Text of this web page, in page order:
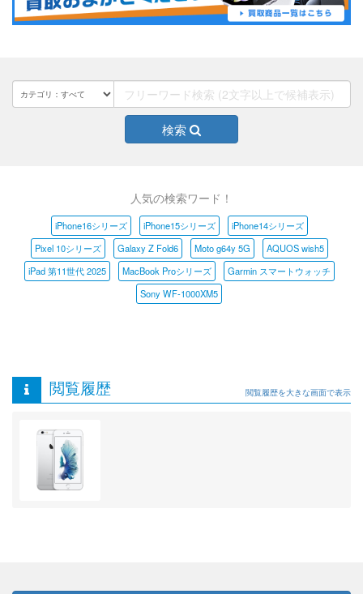
検索
人気の検索ワード！
iPhone16シリーズ iPhone15シリーズ
iPhone14シリーズ
Pixel 10シリーズ
Galaxy Z Fold6 Moto g64y 5G
AQUOS wish5
iPad 第11世代 2025
MacBook Proシリーズ
Garmin スマートウォッチ
Sony WF-1000XM5
閲覧履歴 閲覧履歴を大きな画面で表示